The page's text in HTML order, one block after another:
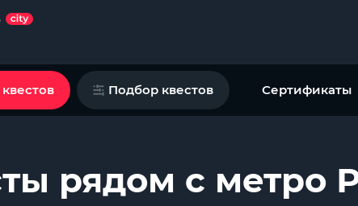
Подбор квестов Сертификаты
рядом с метро